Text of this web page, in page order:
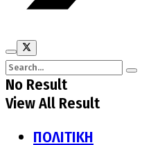
No Result
View All Result
ΠΟΛΙΤΙΚΗ